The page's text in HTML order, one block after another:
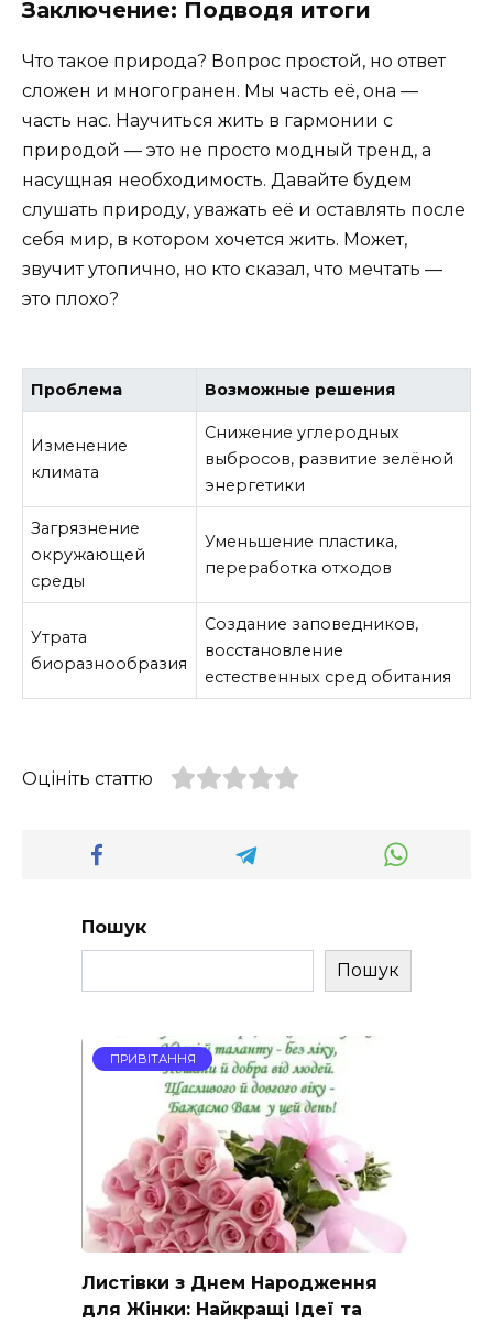
Заключение: Подводя итоги
Что такое природа? Вопрос простой, но ответ
сложен и многогранен. Мы часть её, она —
часть нас. Научиться жить в гармонии с
природой — это не просто модный тренд, а
насущная необходимость. Давайте будем
слушать природу, уважать её и оставлять после
себя мир, в котором хочется жить. Может,
звучит утопично, но кто сказал, что мечтать —
это плохо?
Проблема Возможные решения
Изменение
климата
Снижение углеродных
выбросов, развитие зелёной
энергетики
Загрязнение
окружающей
среды
Уменьшение пластика,
переработка отходов
Утрата
биоразнообразия
Создание заповедников,
восстановление
естественных сред обитания
Оцініть статтю
Пошук
Пошук
ПРИВІТАННЯ
Листівки з Днем Народження
для Жінки: Найкращі Ідеї та